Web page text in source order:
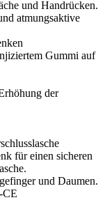
und Handrücken.
atmungsaktive
Gummi auf
der
für einen sicheren
und Daumen.
CE